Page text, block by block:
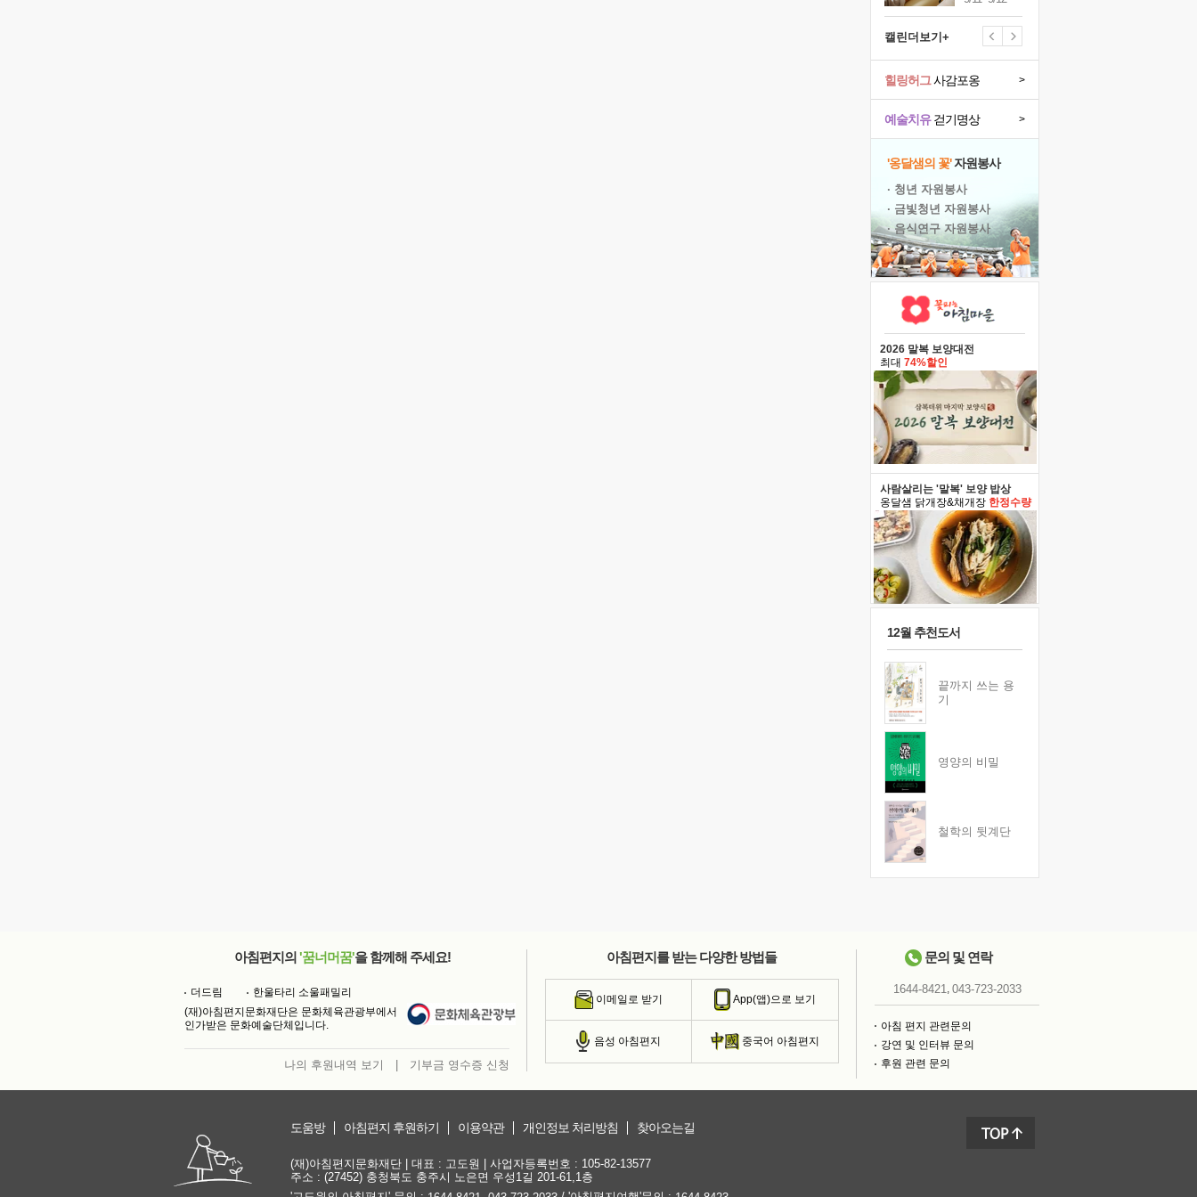
캘린더보기+
예술치유걷기명상 >
힐링허그사감포옹 >
'옹달샘의 꽃'자원봉사
· 청년 자원봉사
· 금빛청년 자원봉사
· 음식연구 자원봉사
2026 말복 보양대전
최대 74%할인
사람살리는 '말복' 보양 밥상
옹달샘 닭개장&채개장 한정수량
12월 추천도서
끝까지 쓰는 용
기
영양의 비밀
철학의 뒷계단
아침편지의 '꿈너머꿈'을 함께해 주세요!
더드림
한울타리 소울패밀리
(재)아침편지문화재단은 문화체육관광부에서
인가받은 문화예술단체입니다.
나의 후원내역 보기 기부금 영수증 신청
아침편지를 받는 다양한 방법들
이메일로 받기 App(앱)으로 보기
음성 아침편지 중국어 아침편지
문의 및 연락
1644-8421, 043-723-2033
아침 편지 관련문의
강연 및 인터뷰 문의
후원 관련 문의
도움방 아침편지 후원하기 이용약관 개인정보 처리방침 찾아오는길
(재)아침편지문화재단 | 대표 : 고도원 | 사업자등록번호 : 105-82-13577
주소 : (27452) 충청북도 충주시 노은면 우성1길 201-61,1층